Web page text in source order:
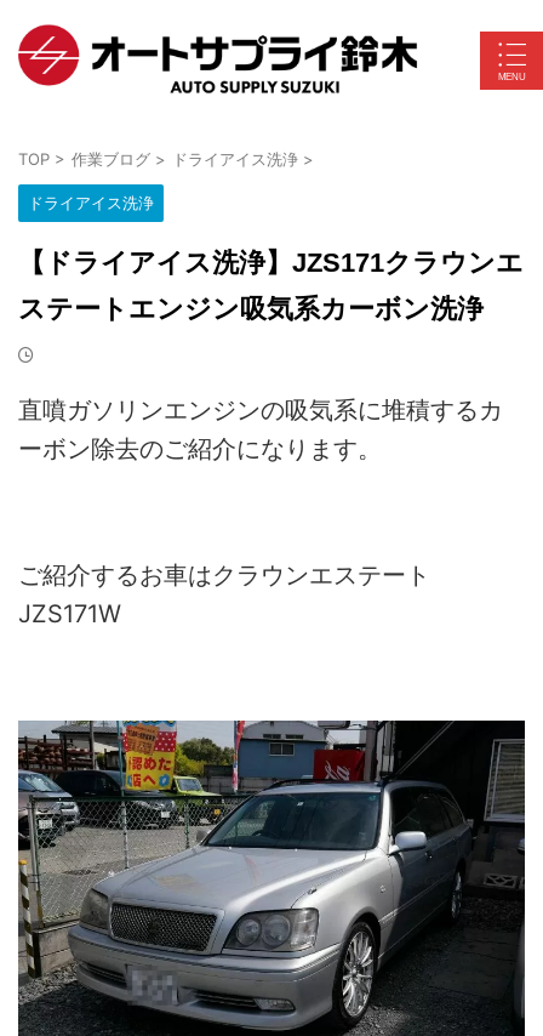
TOP > 作業ブログ > ドライアイス洗浄 >
ドライアイス洗浄
【ドライアイス洗浄】JZS171クラウンエ
ステートエンジン吸気系カーボン洗浄
直噴ガソリンエンジンの吸気系に堆積するカ
ーボン除去のご紹介になります。
ご紹介するお車はクラウンエステート
JZS171W